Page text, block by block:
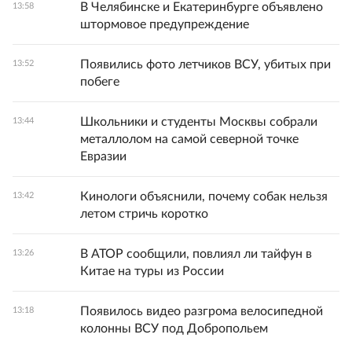
13:58
В Челябинске и Екатеринбурге объявлено
штормовое предупреждение
13:52
Появились фото летчиков ВСУ, убитых при
побеге
13:44
Школьники и студенты Москвы собрали
металлолом на самой северной точке
Евразии
13:42
Кинологи объяснили, почему собак нельзя
летом стричь коротко
13:26
В АТОР сообщили, повлиял ли тайфун в
Китае на туры из России
13:18
Появилось видео разгрома велосипедной
колонны ВСУ под Добропольем